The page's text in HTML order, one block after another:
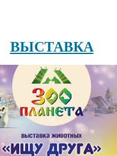
ВЫСТАВКА